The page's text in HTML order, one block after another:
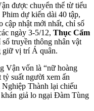
được chuyển thể từ tiểu
dự kiến dài 40 tập,
cập nhật mới nhất, chỉ số
ngày 3-5/12, Thục Cẩm
truyền thông nhân vật
giữ vị trí Á quân.
Vận vốn là “nữ hoàng
suất người xem ấn
Thành lại chiếu
giả lo ngại Đàm Tùng